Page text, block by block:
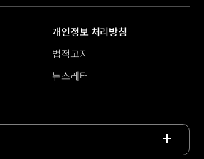
tv
개인정보 처리방침
법적고지
뉴스레터